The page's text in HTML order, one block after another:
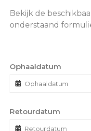
Bekijk de
onderstaand
Ophaaldatum
Retourdatum